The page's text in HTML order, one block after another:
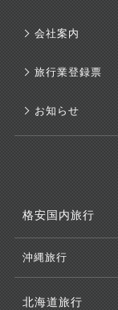
会社案内
旅行業登録票
お知らせ
格安国内旅行
沖縄旅行
北海道旅行